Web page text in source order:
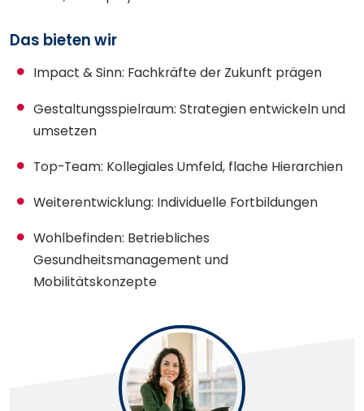
Das bieten wir
Impact & Sinn: Fachkräfte der Zukunft prägen
Gestaltungsspielraum: Strategien entwickeln und
umsetzen
Top-Team: Kollegiales Umfeld, flache Hierarchien
Weiterentwicklung: Individuelle Fortbildungen
Wohlbefinden: Betriebliches
Gesundheitsmanagement und
Mobilitätskonzepte